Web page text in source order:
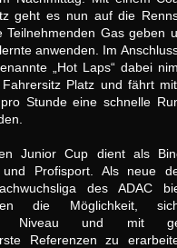
geht es nun auf die
Teilnehmenden Gas geben
anwenden. Im
„Hot Laps“ dabei
Platz und fährt
Stunde eine schnelle
Junior Cup dient als
Profisport. Als neue
des ADAC
die Möglichkeit,
Niveau und mit
Referenzen zu